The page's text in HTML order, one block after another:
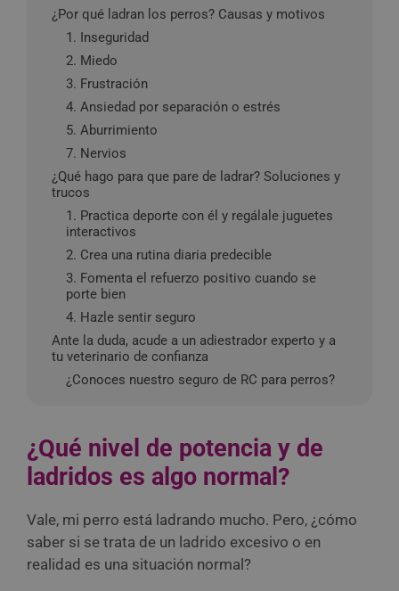
¿Por qué ladran los perros? Causas y motivos
1. Inseguridad
2. Miedo
3. Frustración
4. Ansiedad por separación o estrés
5. Aburrimiento
7. Nervios
¿Qué hago para que pare de ladrar? Soluciones y
trucos
1. Practica deporte con él y regálale juguetes
interactivos
2. Crea una rutina diaria predecible
3. Fomenta el refuerzo positivo cuando se
porte bien
4. Hazle sentir seguro
Ante la duda, acude a un adiestrador experto y a
tu veterinario de confianza
¿Conoces nuestro seguro de RC para perros?
¿Qué nivel de potencia y de
ladridos es algo normal?
Vale, mi perro está ladrando mucho. Pero, ¿cómo
saber si se trata de un ladrido excesivo o en
realidad es una situación normal?